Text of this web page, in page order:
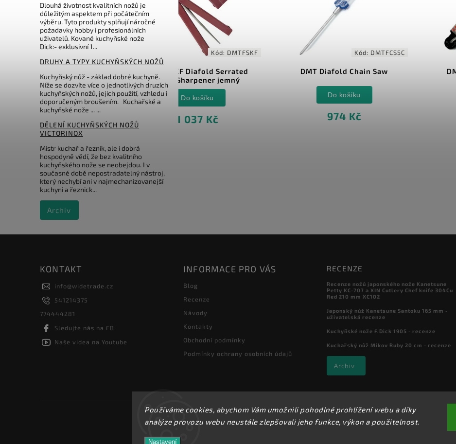
Používáme cookies, abychom Vám umožnili pohodlné prohlížení webu a díky
analýze provozu webu neustále zlepšovali jeho funkce, výkon a použitelnost.
Nastavení
Dlouhá životnost kvalitních nožů je
důležitým aspektem při počátečním
výběru. Tyto produkty splňují náročné
požadavky hobby i profesionálních
uživatelů. Kované kuchyňské nože
Dick:- exklusivní 1...
DRUHY A TYPY KUCHYŇSKÝCH NOŽŮ
Kuchyňský nůž - základ dobré kuchyně.
Níže se dozvíte více o jednotlivých druzích
kuchyňských nožů, jejich použití, vzhledu i
doporučeným broušením. Kuchařské a
kuchyňské nože ... ...
DĚLENÍ KUCHYŇSKÝCH NOŽŮ
VICTORINOX
Mistr kuchař a řezník, ale i dobrá
hospodyně vědí, že bez kvalitního
kuchyňského nože se neobejdou. I v
současné době nepostradatelný nástroj,
který nechybí ani v najmechanizovanejší
kuchyni a řeznick...
Archiv
Knife Sharpener jemný
1 037 Kč
Do košíku
DMTFCS5C
DMT Diafold Chain Saw
DMTAHF
DMT ALIGNER držák pro
KONTAKT
info@widetrade.cz
541214375
774444281
Sledujte nás na FB
Naše videa na Youtube
INFORMACE PRO VÁS
Blog
Recenze
Návody
Kontakty
Obchodní podmínky
Podmínky ochrany osobních údajů
RECENZE
Recenze nožů japonského nože Kanetsune
Petty KC-707 a XIN Cutlery Chef knife 304Cu
Red 210 mm XC102
Japonský nůž Kanetsune Santoku 165 mm -
uživatelská recenze
Kuchyňské nože F.Dick 1905 - recenze
Kuchařský nůž Mikov Ruby 20 cm - recenze
Archiv
Copyright 2026Kuchyňské nože. Všechna práva vyhrazena.